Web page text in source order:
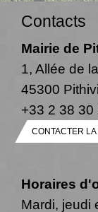
Contacts
Mairie de
1, Allée de
45300
+33 2 38 30
CONTACTER
Horaires
Mardi, jeudi